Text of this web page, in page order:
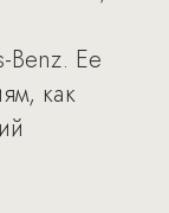
Benz. Ее
как